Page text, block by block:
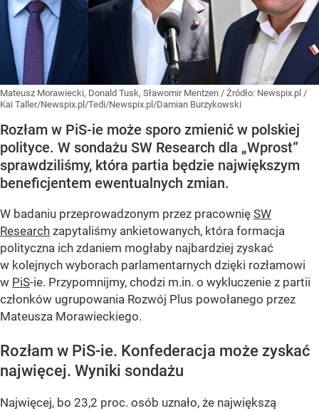
Mateusz Morawiecki, Donald Tusk, Sławomir Mentzen / Źródło: Newspix.pl /
Kai Taller/Newspix.pl/Tedi/Newspix.pl/Damian Burzykowski
Rozłam w PiS-ie może sporo zmienić w polskiej
polityce. W sondażu SW Research dla „Wprost”
sprawdziliśmy, która partia będzie największym
beneficjentem ewentualnych zmian.
W badaniu przeprowadzonym przez pracownię SW
Research zapytaliśmy ankietowanych, która formacja
polityczna ich zdaniem mogłaby najbardziej zyskać
w kolejnych wyborach parlamentarnych dzięki rozłamowi
w PiS-ie. Przypomnijmy, chodzi m.in. o wykluczenie z partii
członków ugrupowania Rozwój Plus powołanego przez
Mateusza Morawieckiego.
Rozłam w PiS-ie. Konfederacja może zyskać
najwięcej. Wyniki sondażu
Najwięcej, bo 23,2 proc. osób uznało, że największą